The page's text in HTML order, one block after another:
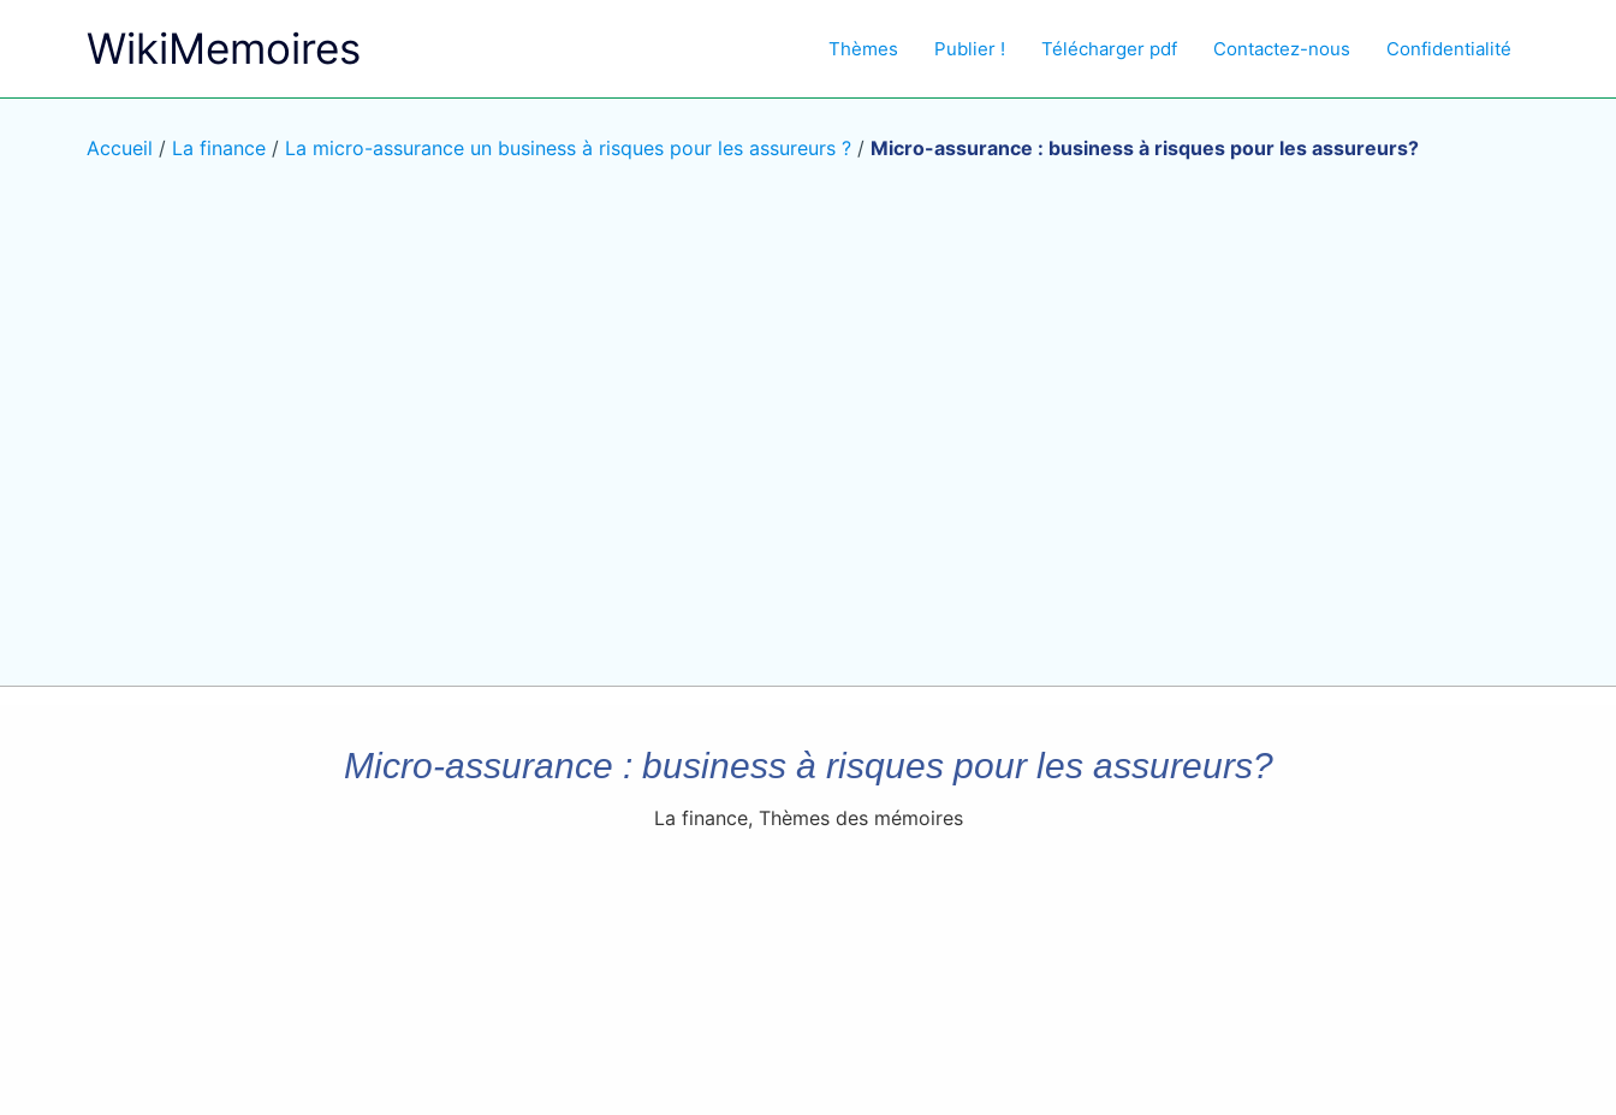
WikiMemoires Thèmes Publier ! Télécharger pdf Contactez-nous Confidentialité
Accueil / La finance / La micro-assurance un business à risques pour les assureurs ? / Micro-assurance : business à risques pour les assureurs?
Micro-assurance : business à risques pour les assureurs?
La finance, Thèmes des mémoires